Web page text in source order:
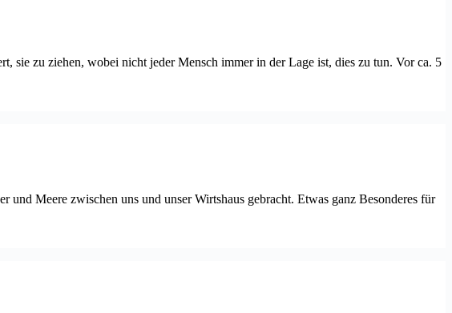
sie zu ziehen, wobei nicht jeder Mensch immer in der Lage ist, dies zu tun. Vor ca. 5
Meere zwischen uns und unser Wirtshaus gebracht. Etwas ganz Besonderes für